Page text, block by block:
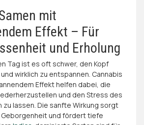
mit
Effekt – Für
und Erholung
Tag ist es oft schwer, den Kopf
wirklich zu entspannen. Cannabis
Effekt helfen dabei, die
und den Stress des
zu lassen. Die sanfte Wirkung sorgt
Geborgenheit und fördert tiefe